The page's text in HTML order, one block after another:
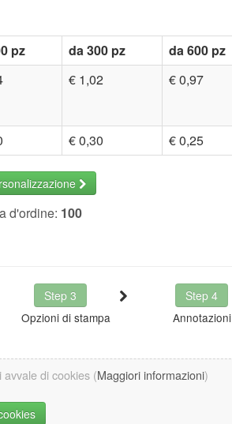
pz da 300 pz
da 600 pz
€ 1,02 € 0,97
€ 0,30 € 0,25
d'ordine: 100
Step 3
Step 4
Opzioni di stampa Annotazioni
di cookies (Maggiori informazioni)